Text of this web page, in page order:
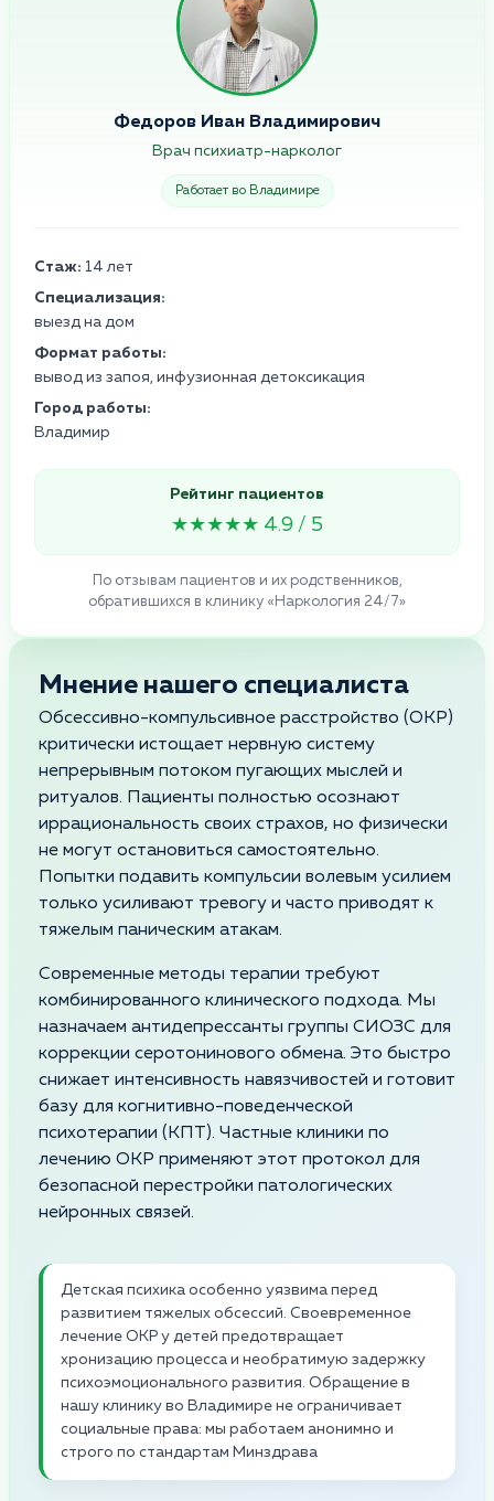
Федоров Иван Владимирович
Врач психиатр-нарколог
Работает во Владимире
Стаж: 14 лет
Специализация:
выезд на дом
Формат работы:
вывод из запоя, инфузионная детоксикация
Город работы:
Владимир
Рейтинг пациентов
★★★★★ 4.9 / 5
По отзывам пациентов и их родственников,
обратившихся в клинику «Наркология 24/7»
Мнение нашего специалиста
Обсессивно-компульсивное расстройство (ОКР)
критически истощает нервную систему
непрерывным потоком пугающих мыслей и
ритуалов. Пациенты полностью осознают
иррациональность своих страхов, но физически
не могут остановиться самостоятельно.
Попытки подавить компульсии волевым усилием
только усиливают тревогу и часто приводят к
тяжелым паническим атакам.
Современные методы терапии требуют
комбинированного клинического подхода. Мы
назначаем антидепрессанты группы СИОЗС для
коррекции серотонинового обмена. Это быстро
снижает интенсивность навязчивостей и готовит
базу для когнитивно-поведенческой
психотерапии (КПТ). Частные клиники по
лечению ОКР применяют этот протокол для
безопасной перестройки патологических
нейронных связей.
Детская психика особенно уязвима перед
развитием тяжелых обсессий. Своевременное
лечение ОКР у детей предотвращает
хронизацию процесса и необратимую задержку
психоэмоционального развития. Обращение в
нашу клинику во Владимире не ограничивает
социальные права: мы работаем анонимно и
строго по стандартам Минздрава